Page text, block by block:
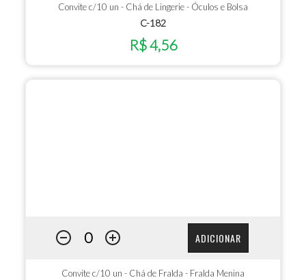
Convite c/10 un - Chá de Lingerie - Óculos e Bolsa
C-182
R$ 4,56
ADICIONAR
Convite c/10 un - Chá de Fralda - Fralda Menina